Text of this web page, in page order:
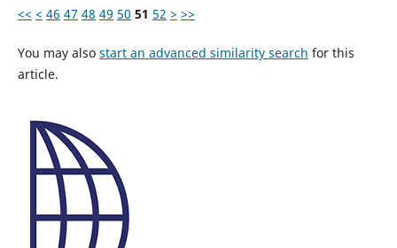
<< < 46 47 48 49 50 51 52 > >>
You may also start an advanced similarity search for this
article.